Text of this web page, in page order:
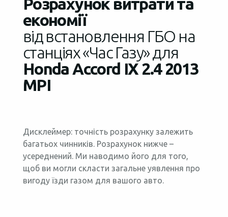
Розрахунок витрати та
економії
від встановлення ГБО на
станціях «Час Газу» для
Honda Accord IX 2.4 2013
MPI
Дисклеймер: точність розрахунку залежить
багатьох чинників. Розрахунок нижче –
усереднений. Ми наводимо його для того,
щоб ви могли скласти загальне уявлення про
вигоду їзди газом для вашого авто.